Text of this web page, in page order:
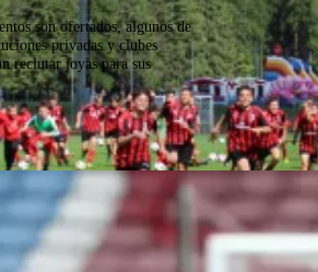
son ofertados, algunos de
privadas y clubes
reclutar joyas para sus